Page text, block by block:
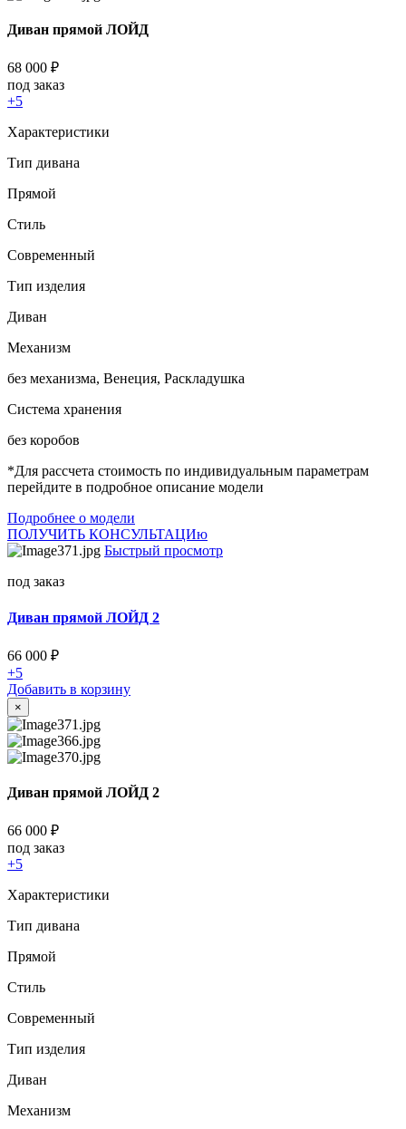
Диван прямой ЛОЙД
68 000 ₽
под заказ
+5
Характеристики
Тип дивана
Прямой
Стиль
Современный
Тип изделия
Диван
Механизм
без механизма, Венеция, Раскладушка
Система хранения
без коробов
*Для рассчета стоимость по индивидуальным параметрам
перейдите в подробное описание модели
Подробнее о модели
ПОЛУЧИТЬ КОНСУЛЬТАЦИю
Быстрый просмотр
под заказ
Диван прямой ЛОЙД 2
66 000 ₽
+5
Добавить в корзину
×
Диван прямой ЛОЙД 2
66 000 ₽
под заказ
+5
Характеристики
Тип дивана
Прямой
Стиль
Современный
Тип изделия
Диван
Механизм